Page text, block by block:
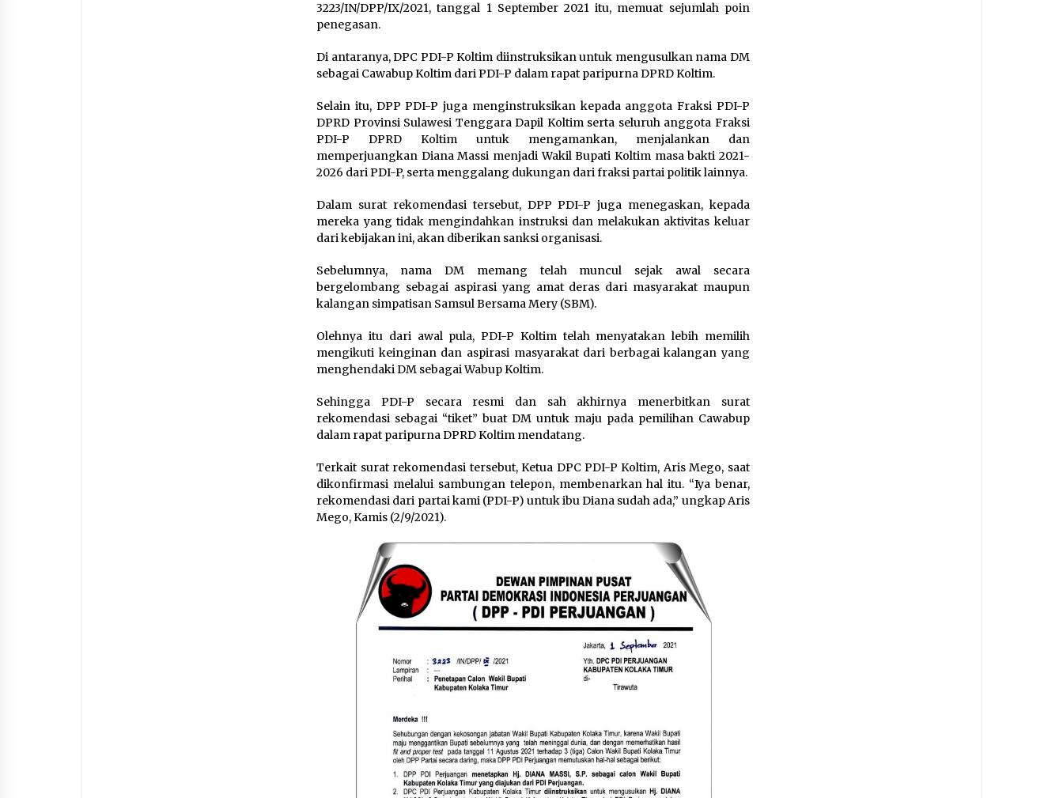
3223/IN/DPP/IX/2021, tanggal 1 September 2021 itu, memuat sejumlah poin
penegasan.
Di antaranya, DPC PDI-P Koltim diinstruksikan untuk mengusulkan nama DM
sebagai Cawabup Koltim dari PDI-P dalam rapat paripurna DPRD Koltim.
Selain itu, DPP PDI-P juga menginstruksikan kepada anggota Fraksi PDI-P
DPRD Provinsi Sulawesi Tenggara Dapil Koltim serta seluruh anggota Fraksi
PDI-P DPRD Koltim untuk mengamankan, menjalankan dan
memperjuangkan Diana Massi menjadi Wakil Bupati Koltim masa bakti 2021-
2026 dari PDI-P, serta menggalang dukungan dari fraksi partai politik lainnya.
Dalam surat rekomendasi tersebut, DPP PDI-P juga menegaskan, kepada
mereka yang tidak mengindahkan instruksi dan melakukan aktivitas keluar
dari kebijakan ini, akan diberikan sanksi organisasi.
Sebelumnya, nama DM memang telah muncul sejak awal secara
bergelombang sebagai aspirasi yang amat deras dari masyarakat maupun
kalangan simpatisan Samsul Bersama Mery (SBM).
Olehnya itu dari awal pula, PDI-P Koltim telah menyatakan lebih memilih
mengikuti keinginan dan aspirasi masyarakat dari berbagai kalangan yang
menghendaki DM sebagai Wabup Koltim.
Sehingga PDI-P secara resmi dan sah akhirnya menerbitkan surat
rekomendasi sebagai “tiket” buat DM untuk maju pada pemilihan Cawabup
dalam rapat paripurna DPRD Koltim mendatang.
Terkait surat rekomendasi tersebut, Ketua DPC PDI-P Koltim, Aris Mego, saat
dikonfirmasi melalui sambungan telepon, membenarkan hal itu. “Iya benar,
rekomendasi dari partai kami (PDI-P) untuk ibu Diana sudah ada,” ungkap Aris
Mego, Kamis (2/9/2021).